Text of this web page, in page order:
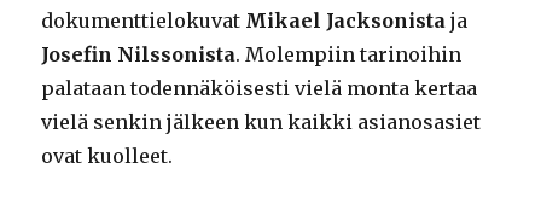
dokumenttielokuvat Mikael Jacksonista ja
Josefin Nilssonista. Molempiin tarinoihin
palataan todennäköisesti vielä monta kertaa
vielä senkin jälkeen kun kaikki asianosasiet
ovat kuolleet.